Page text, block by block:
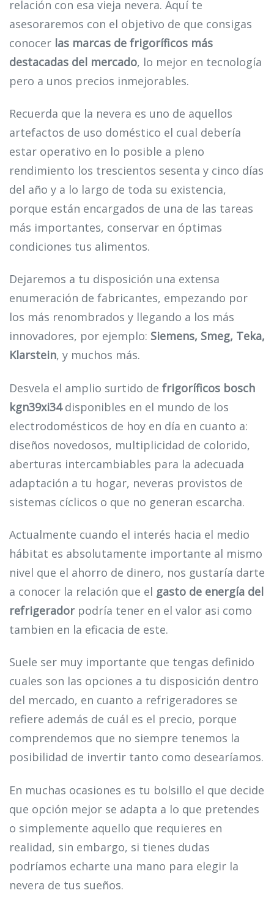
relación con esa vieja nevera. Aquí te
asesoraremos con el objetivo de que consigas
conocer las marcas de frigoríficos más
destacadas del mercado, lo mejor en tecnología
pero a unos precios inmejorables.
Recuerda que la nevera es uno de aquellos
artefactos de uso doméstico el cual debería
estar operativo en lo posible a pleno
rendimiento los trescientos sesenta y cinco días
del año y a lo largo de toda su existencia,
porque están encargados de una de las tareas
más importantes, conservar en óptimas
condiciones tus alimentos.
Dejaremos a tu disposición una extensa
enumeración de fabricantes, empezando por
los más renombrados y llegando a los más
innovadores, por ejemplo: Siemens, Smeg, Teka,
Klarstein, y muchos más.
Desvela el amplio surtido de frigoríficos bosch
kgn39xi34disponibles en el mundo de los
electrodomésticos de hoy en día en cuanto a:
diseños novedosos, multiplicidad de colorido,
aberturas intercambiables para la adecuada
adaptación a tu hogar, neveras provistos de
sistemas cíclicos o que no generan escarcha.
Actualmente cuando el interés hacia el medio
hábitat es absolutamente importante al mismo
nivel que el ahorro de dinero, nos gustaría darte
a conocer la relación que el gasto de energía del
refrigeradorpodría tener en el valor asi como
tambien en la eficacia de este.
Suele ser muy importante que tengas definido
cuales son las opciones a tu disposición dentro
del mercado, en cuanto a refrigeradores se
refiere además de cuál es el precio, porque
comprendemos que no siempre tenemos la
posibilidad de invertir tanto como desearíamos.
En muchas ocasiones es tu bolsillo el que decide
que opción mejor se adapta a lo que pretendes
o simplemente aquello que requieres en
realidad, sin embargo, si tienes dudas
podríamos echarte una mano para elegir la
nevera de tus sueños.